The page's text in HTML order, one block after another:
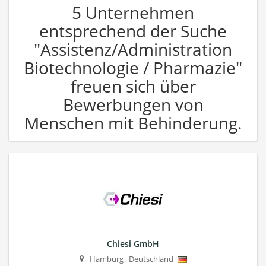
5 Unternehmen
entsprechend der Suche
"Assistenz/Administration
Biotechnologie / Pharmazie"
freuen sich über
Bewerbungen von
Menschen mit Behinderung.
Chiesi GmbH
Hamburg, Deutschland